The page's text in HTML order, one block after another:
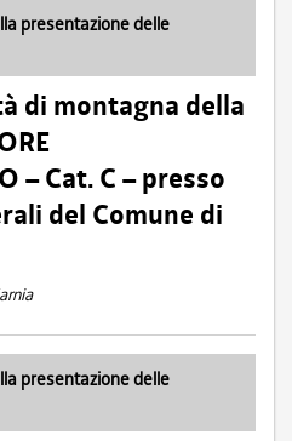
presentazione delle
di montagna della
– Cat. C – presso
del Comune di
presentazione delle